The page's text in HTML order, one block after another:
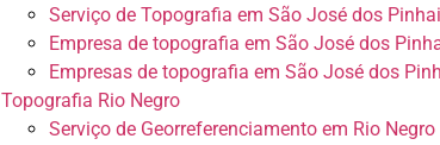
Serviço de Topografia em São José dos
Empresa de topografia em São José dos
Empresas de topografia em São José dos
Topografia Rio Negro
Serviço de Georreferenciamento em Rio Negro